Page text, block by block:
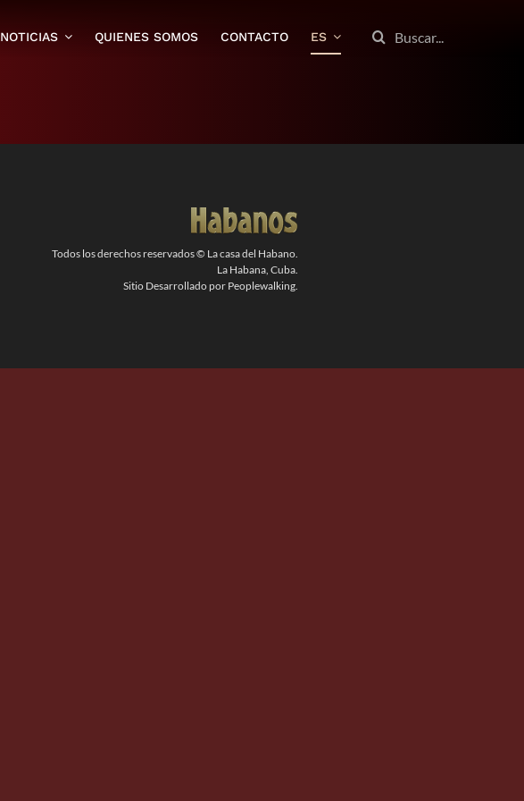
NOTICIAS QUIENES SOMOS CONTACTO ES BUSCAR:
Todos los derechos reservados © La casa del Habano.
La Habana, Cuba.
Sitio Desarrollado por Peoplewalking.